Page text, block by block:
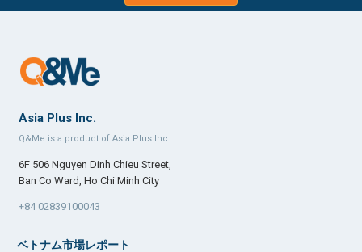
Asia Plus Inc.
Q&Me is a product of Asia Plus Inc.
6F 506 Nguyen Dinh Chieu Street,
Ban Co Ward, Ho Chi Minh City
+84 02839100043
ベトナム市場レポート